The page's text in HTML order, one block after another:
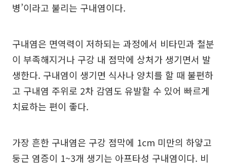
병’이라고 불리는 구내염이다.
구내염은 면역력이 저하되는 과정에서 비타민과 철분
이 부족해지거나 구강 내 점막에 상처가 생기면서 발
생한다. 구내염이 생기면 식사나 양치를 할 때 불편하
고 구내염 주위로 2차 감염도 유발할 수 있어 빠르게
치료하는 편이 좋다.
가장 흔한 구내염은 구강 점막에 1cm 미만의 하얗고
둥근 염증이 1~3개 생기는 아프타성 구내염이다. 비